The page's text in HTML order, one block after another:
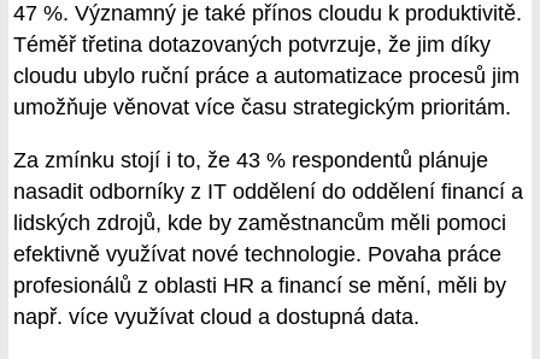
47 %. Významný je také přínos cloudu k produktivitě.
Téměř třetina dotazovaných potvrzuje, že jim díky
cloudu ubylo ruční práce a automatizace procesů jim
umožňuje věnovat více času strategickým prioritám.
Za zmínku stojí i to, že 43 % respondentů plánuje
nasadit odborníky z IT oddělení do oddělení financí a
lidských zdrojů, kde by zaměstnancům měli pomoci
efektivně využívat nové technologie. Povaha práce
profesionálů z oblasti HR a financí se mění, měli by
např. více využívat cloud a dostupná data.